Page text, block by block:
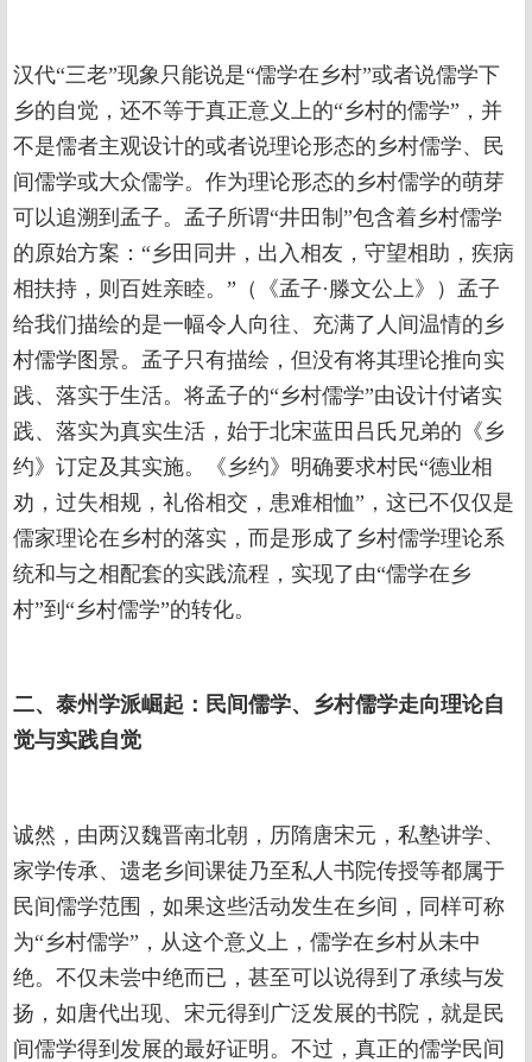
汉代“三老”现象只能说是“儒学在乡村”或者说儒学下
乡的自觉，还不等于真正意义上的“乡村的儒学”，并
不是儒者主观设计的或者说理论形态的乡村儒学、民
间儒学或大众儒学。作为理论形态的乡村儒学的萌芽
可以追溯到孟子。孟子所谓“井田制”包含着乡村儒学
的原始方案：“乡田同井，出入相友，守望相助，疾病
相扶持，则百姓亲睦。”（《孟子·滕文公上》）孟子
给我们描绘的是一幅令人向往、充满了人间温情的乡
村儒学图景。孟子只有描绘，但没有将其理论推向实
践、落实于生活。将孟子的“乡村儒学”由设计付诸实
践、落实为真实生活，始于北宋蓝田吕氏兄弟的《乡
约》订定及其实施。《乡约》明确要求村民“德业相
劝，过失相规，礼俗相交，患难相恤”，这已不仅仅是
儒家理论在乡村的落实，而是形成了乡村儒学理论系
统和与之相配套的实践流程，实现了由“儒学在乡
村”到“乡村儒学”的转化。
二、泰州学派崛起：民间儒学、乡村儒学走向理论自
觉与实践自觉
诚然，由两汉魏晋南北朝，历隋唐宋元，私塾讲学、
家学传承、遗老乡间课徒乃至私人书院传授等都属于
民间儒学范围，如果这些活动发生在乡间，同样可称
为“乡村儒学”，从这个意义上，儒学在乡村从未中
绝。不仅未尝中绝而已，甚至可以说得到了承续与发
扬，如唐代出现、宋元得到广泛发展的书院，就是民
间儒学得到发展的最好证明。不过，真正的儒学民间